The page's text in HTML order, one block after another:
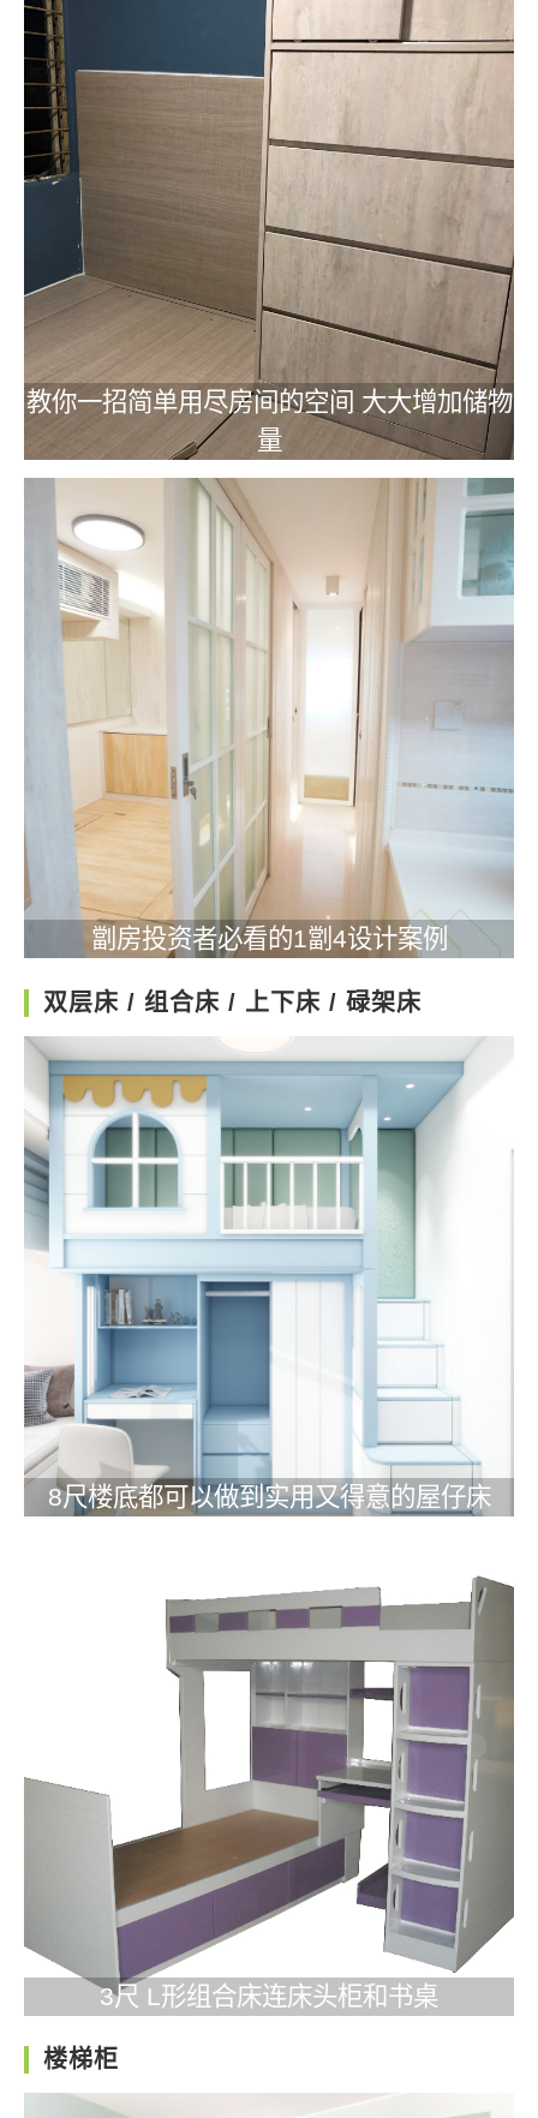
教你一招简单用尽房间的空间 大大增加储物
量
劏房投资者必看的1劏4设计案例
双层床 / 组合床 / 上下床 / 碌架床
8尺楼底都可以做到实用又得意的屋仔床
3尺 L形组合床连床头柜和书桌
楼梯柜